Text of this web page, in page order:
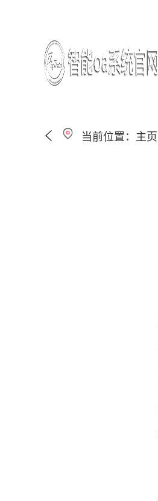
当前位置： 主页